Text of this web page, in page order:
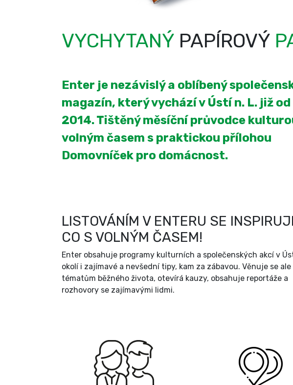
VYCHYTANÝ PAPÍROVÝ
Enter je nezávislý a oblíbený
magazín, který vychází v Ústí n. L. již
2014. Tištěný měsíční průvodce
volným časem s praktickou přílohou
Domovníček pro domácnost.
LISTOVÁNÍM V ENTERU SE
CO S VOLNÝM ČASEM!
Enter obsahuje programy kulturních a společenských akcí v
okolí i zajímavé a nevšední tipy, kam za zábavou. Věnuje se
tématům běžného života, otevírá kauzy, obsahuje reportáže a
rozhovory se zajímavými lidmi.